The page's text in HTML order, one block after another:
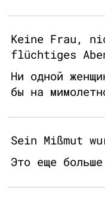
Keine Frau,
flüchtiges
Ни одной
бы на
Sein Mißmut
Это еще